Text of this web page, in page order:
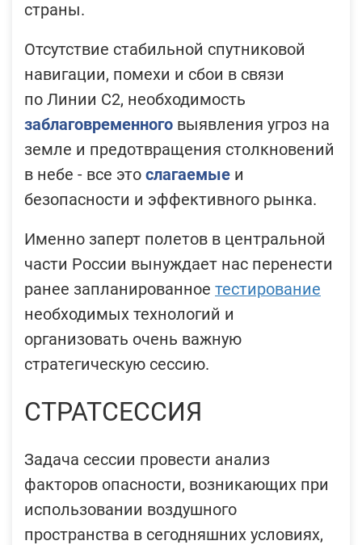
страны.
Отсутствие стабильной спутниковой
навигации, помехи и сбои в связи
по Линии С2, необходимость
заблаговременного выявления угроз на
земле и предотвращения столкновений
в небе - все это слагаемые и
безопасности и эффективного рынка.
Именно заперт полетов в центральной
части России вынуждает нас перенести
ранее запланированное тестирование
необходимых технологий и
организовать очень важную
стратегическую сессию.
СТРАТСЕССИЯ
Задача сессии провести анализ
факторов опасности, возникающих при
использовании воздушного
пространства в сегодняшних условиях,